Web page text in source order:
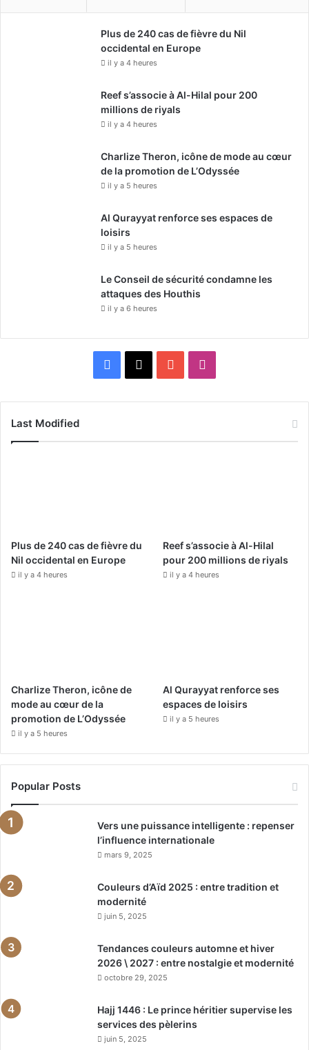
Plus de 240 cas de fièvre du Nil
occidental en Europe
il y a 4 heures
Reef s’associe à Al-Hilal pour 200
millions de riyals
il y a 4 heures
Charlize Theron, icône de mode au cœur
de la promotion de L’Odyssée
il y a 5 heures
Al Qurayyat renforce ses espaces de
loisirs
il y a 5 heures
Le Conseil de sécurité condamne les
attaques des Houthis
il y a 6 heures
k
a
Last Modified
Plus de 240 cas de fièvre du
Nil occidental en Europe
il y a 4 heures
Reef s’associe à Al-Hilal
pour 200 millions de riyals
il y a 4 heures
Charlize Theron, icône de
mode au cœur de la
promotion de L’Odyssée
il y a 5 heures
Al Qurayyat renforce ses
espaces de loisirs
il y a 5 heures
Popular Posts
Vers une puissance intelligente : repenser
l’influence internationale
mars 9, 2025
Couleurs d’Aïd 2025 : entre tradition et
modernité
juin 5, 2025
Tendances couleurs automne et hiver
2026 \ 2027 : entre nostalgie et modernité
octobre 29, 2025
Hajj 1446 : Le prince héritier supervise les
services des pèlerins
juin 5, 2025